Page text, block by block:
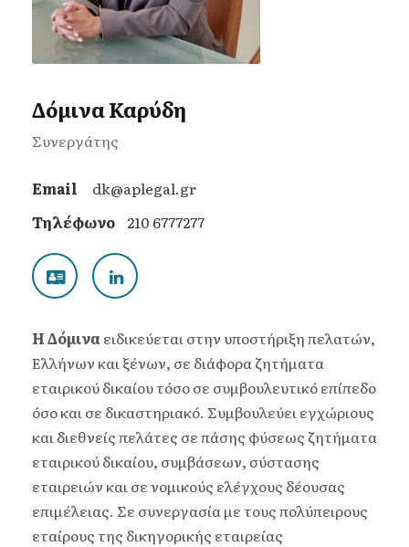
Δόμινα Καρύδη
Συνεργάτης
Email
dk@aplegal.gr
Τηλέφωνο 210 6777277
ΗΔόμιναειδικεύεται στην υποστήριξη πελατών,
Ελλήνων και ξένων, σε διάφορα ζητήματα
εταιρικού δικαίου τόσο σε συμβουλευτικό επίπεδο
όσο και σε δικαστηριακό. Συμβουλεύει εγχώριους
και διεθνείς πελάτες σε πάσης φύσεως ζητήματα
εταιρικού δικαίου, συμβάσεων, σύστασης
εταιρειών και σε νομικούς ελέγχους δέουσας
επιμέλειας. Σε συνεργασία με τους πολύπειρους
εταίρους της δικηγορικής εταιρείας